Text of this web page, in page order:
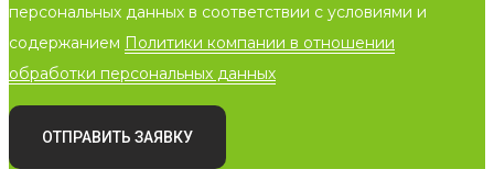
персональных данных в соответствии с условиями и
содержанием Политики компании в отношении
обработки персональных данных
ОТПРАВИТЬ ЗАЯВКУ